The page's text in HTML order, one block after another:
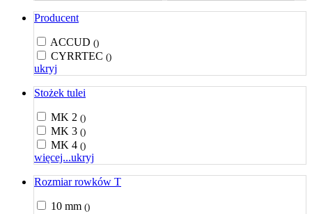
Producent
ACCUD ()
CYRRTEC ()
ukryj
Stożek tulei
MK 2 ()
MK 3 ()
MK 4 ()
więcej...ukryj
Rozmiar rowków T
10 mm ()